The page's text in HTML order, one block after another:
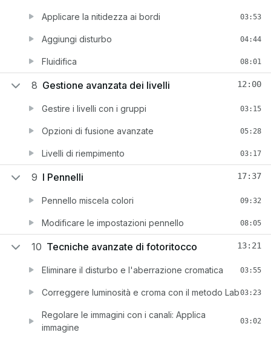
Applicare la nitidezza ai bordi 03:53
Aggiungi disturbo 04:44
Fluidifica 08:01
8 Gestione avanzata dei livelli 12:00
Gestire i livelli con i gruppi 03:15
Opzioni di fusione avanzate 05:28
Livelli di riempimento 03:17
9 I Pennelli 17:37
Pennello miscela colori 09:32
Modificare le impostazioni pennello 08:05
10 Tecniche avanzate di fotoritocco 13:21
Eliminare il disturbo e l'aberrazione cromatica 03:55
Correggere luminosità e croma con il metodo Lab03:23
Regolare le immagini con i canali: Applica
immagine
03:02